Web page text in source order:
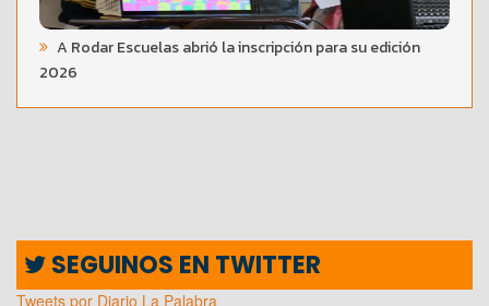
A Rodar Escuelas abrió la inscripción para su edición
2026
SEGUINOS EN TWITTER
Tweets por Diario La Palabra